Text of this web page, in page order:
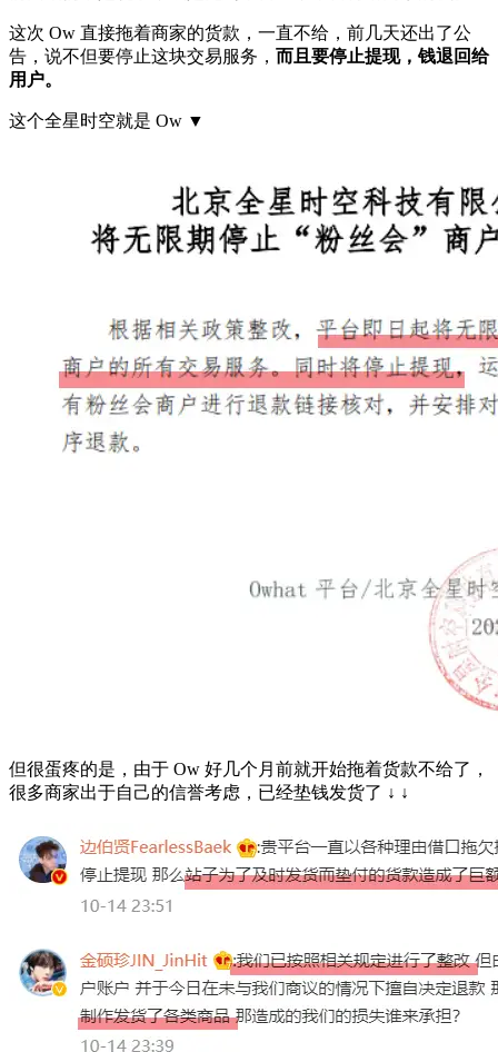
这次 Ow 直接拖着商家的货款，一直不给，前几天还出了公
告，说不但要停止这块交易服务， 而且要停止提现，钱退回给
用户。
这个全星时空就是 Ow ▼
但很蛋疼的是，由于 Ow 好几个月前就开始拖着货款不给了，
很多商家出于自己的信誉考虑，已经垫钱发货了 ↓ ↓